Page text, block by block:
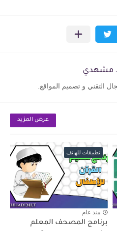
مشهدي
التقني و تصميم المواقع.
عرض المزيد
تطبيقات للهاتف
منذ عام
برنامج المصحف المعلم